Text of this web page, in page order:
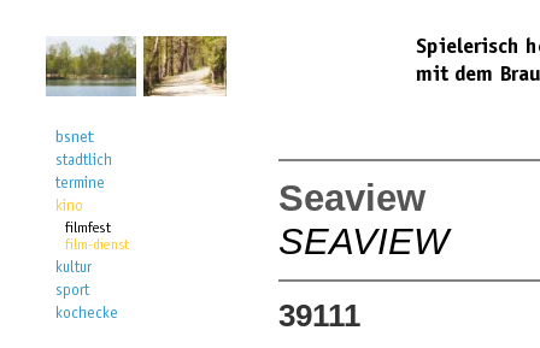
Seaview
SEAVIEW
39111